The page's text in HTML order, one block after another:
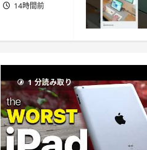
14時間前
1 分読み取り